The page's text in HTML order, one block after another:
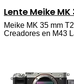
Lente Meike
Meike MK 35 mm
Creadores en M43